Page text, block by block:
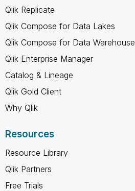
Qlik Replicate
Qlik Compose for Data Lakes
Qlik Compose for Data Warehouse
Qlik Enterprise Manager
Catalog & Lineage
Qlik Gold Client
Why Qlik
Resources
Resource Library
Qlik Partners
Free Trials